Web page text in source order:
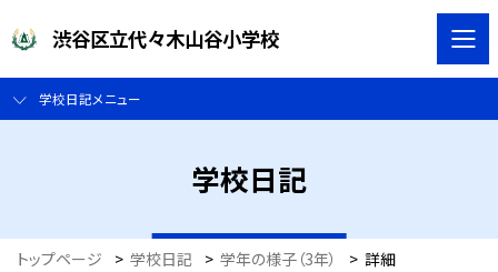
渋谷区立代々木山谷小学校
学校日記メニュー
学校日記
トップページ > 学校日記 > 学年の様子（3年） > 詳細